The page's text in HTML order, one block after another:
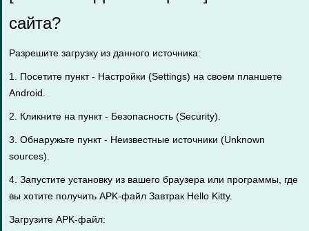
сайта?
Разрешите загрузку из данного источника:
1. Посетите пункт - Настройки (Settings) на своем планшете
Android.
2. Кликните на пункт - Безопасность (Security).
3. Обнаружьте пункт - Неизвестные источники (Unknown
sources).
4. Запустите установку из вашего браузера или программы, где
вы хотите получить APK-файл Завтрак Hello Kitty.
Загрузите APK-файл: